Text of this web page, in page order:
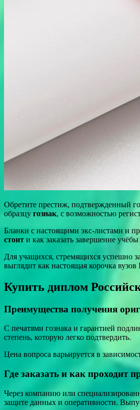
Обретите престиж, подтвержденный
образцу гознак, с возможностью
Бланки с настоящими экс-листами и
стоит и как заказать завершение
Для учащихся, стремящихся успешно
выглядит как настоящая корочка вузов
Купить диплом
Преимущества получения
С печатями гознака и гарантией
степень, которую легко подтвердить.
Цена вопроса варьируется в
Где заказать и как проходит
Через компанию или
защите данных и оперативности.